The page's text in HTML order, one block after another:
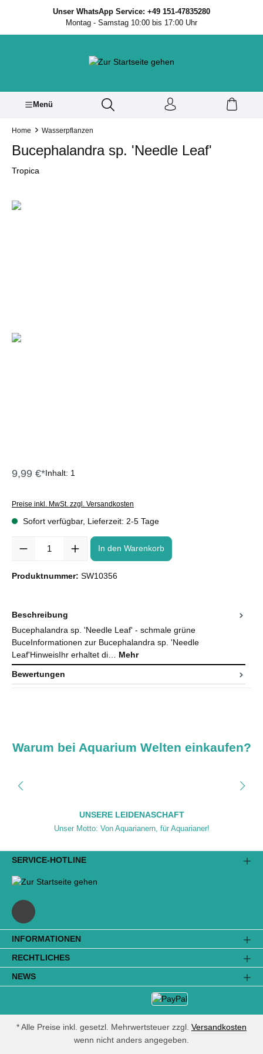
springenUnser WhatsApp Service: +49 151-47835280
Montag - Samstag 10:00 bis 17:00 Uhr
Menü
Home Wasserpflanzen
Bucephalandra sp. 'Needle Leaf'
Tropica
9,99 €*Inhalt: 1
Preise inkl. MwSt. zzgl. Versandkosten
Sofort verfügbar, Lieferzeit: 2-5 Tage
In den Warenkorb
Produktnummer: SW10356
Beschreibung
Bucephalandra sp. 'Needle Leaf' - schmale grüne
BuceInformationen zur Bucephalandra sp. 'Needle
Leaf'HinweisIhr erhaltet di… Mehr
Bewertungen
Warum bei Aquarium Welten einkaufen?
UNSERE LEIDENASCHAFT
Unser Motto: Von Aquarianern, für Aquarianer!
SERVICE-HOTLINE
INFORMATIONEN
RECHTLICHES
NEWS
* Alle Preise inkl. gesetzl. Mehrwertsteuer zzgl. Versandkosten
wenn nicht anders angegeben.